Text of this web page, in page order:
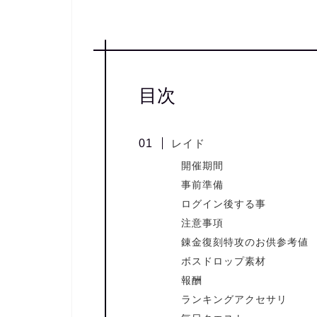
目次
レイド
開催期間
事前準備
ログイン後する事
注意事項
錬金復刻特攻のお供参考値
ボスドロップ素材
報酬
ランキングアクセサリ